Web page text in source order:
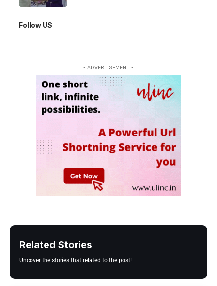
Follow US
- ADVERTISEMENT -
Related Stories
Uncover the stories that related to the post!